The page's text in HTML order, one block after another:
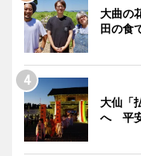
大曲の
田の食
大仙「
へ 平